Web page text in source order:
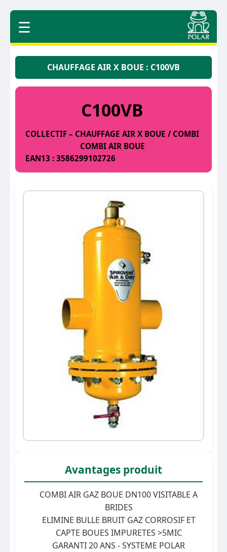
☰
CHAUFFAGE AIR X BOUE : C100VB
C100VB
COLLECTIF – CHAUFFAGE AIR X BOUE / COMBI
COMBI AIR BOUE
EAN13 : 3586299102726
Avantages produit
COMBI AIR GAZ BOUE DN100 VISITABLE A
BRIDES
ELIMINE BULLE BRUIT GAZ CORROSIF ET
CAPTE BOUES IMPURETES >5MIC
GARANTI 20 ANS - SYSTEME POLAR